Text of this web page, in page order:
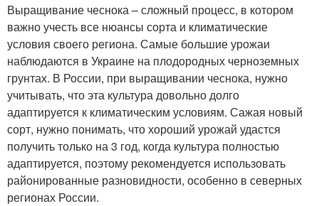
Выращивание чеснока – сложный процесс, в котором
важно учесть все нюансы сорта и климатические
условия своего региона. Самые большие урожаи
наблюдаются в Украине на плодородных черноземных
грунтах. В России, при выращивании чеснока, нужно
учитывать, что эта культура довольно долго
адаптируется к климатическим условиям. Сажая новый
сорт, нужно понимать, что хороший урожай удастся
получить только на 3 год, когда культура полностью
адаптируется, поэтому рекомендуется использовать
районированные разновидности, особенно в северных
регионах России.